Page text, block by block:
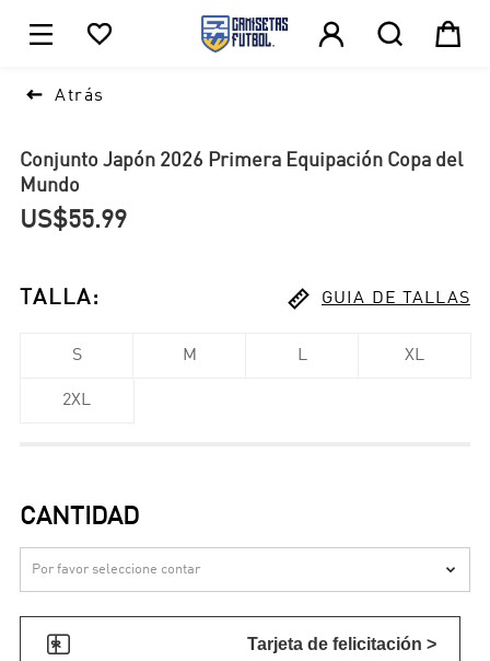
    
 Atrás
Conjunto Japón 2026 Primera Equipación Copa del
Mundo
US$55.99
TALLA:  GUIA DE TALLAS
S M L XL
2XL
CANTIDAD

 Tarjeta de felicitación >